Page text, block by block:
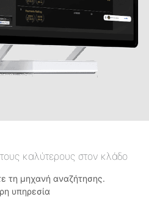
καλύτερους στον κλάδο
τη μηχανή αναζήτησης.
υπηρεσία